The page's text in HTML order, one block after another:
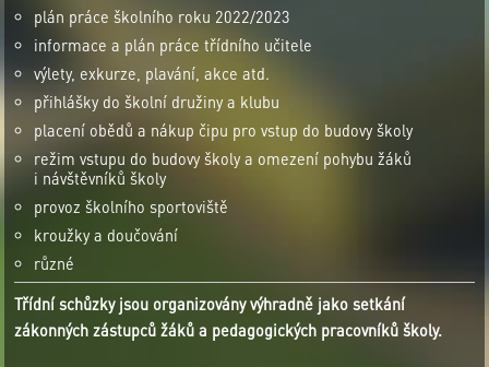
plán práce školního roku 2022/2023
informace a plán práce třídního učitele
výlety, exkurze, plavání, akce atd.
přihlášky do školní družiny a klubu
placení obědů a nákup čipu pro vstup do budovy školy
režim vstupu do budovy školy a omezení pohybu žáků
i návštěvníků školy
provoz školního sportoviště
kroužky a doučování
různé
Třídní schůzky jsou organizovány výhradně jako setkání
zákonných zástupců žáků a pedagogických pracovníků školy.